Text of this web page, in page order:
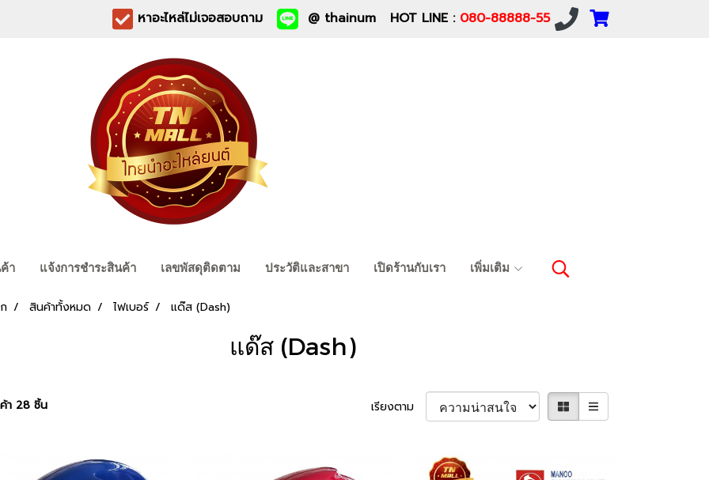
หาอะไหล่ไม่เจอสอบถาม @ thainum HOT LINE : 080-88888-55
า แจ้งการชำระสินค้า เลขพัสดุติดตาม ประวัติและสาขา เปิดร้านกับเรา เพิ่มเติม
สินค้าทั้งหมด ไฟเบอร์ แด๊ส (Dash)
แด๊ส (Dash)
า 28 ชิ้น เรียงตาม